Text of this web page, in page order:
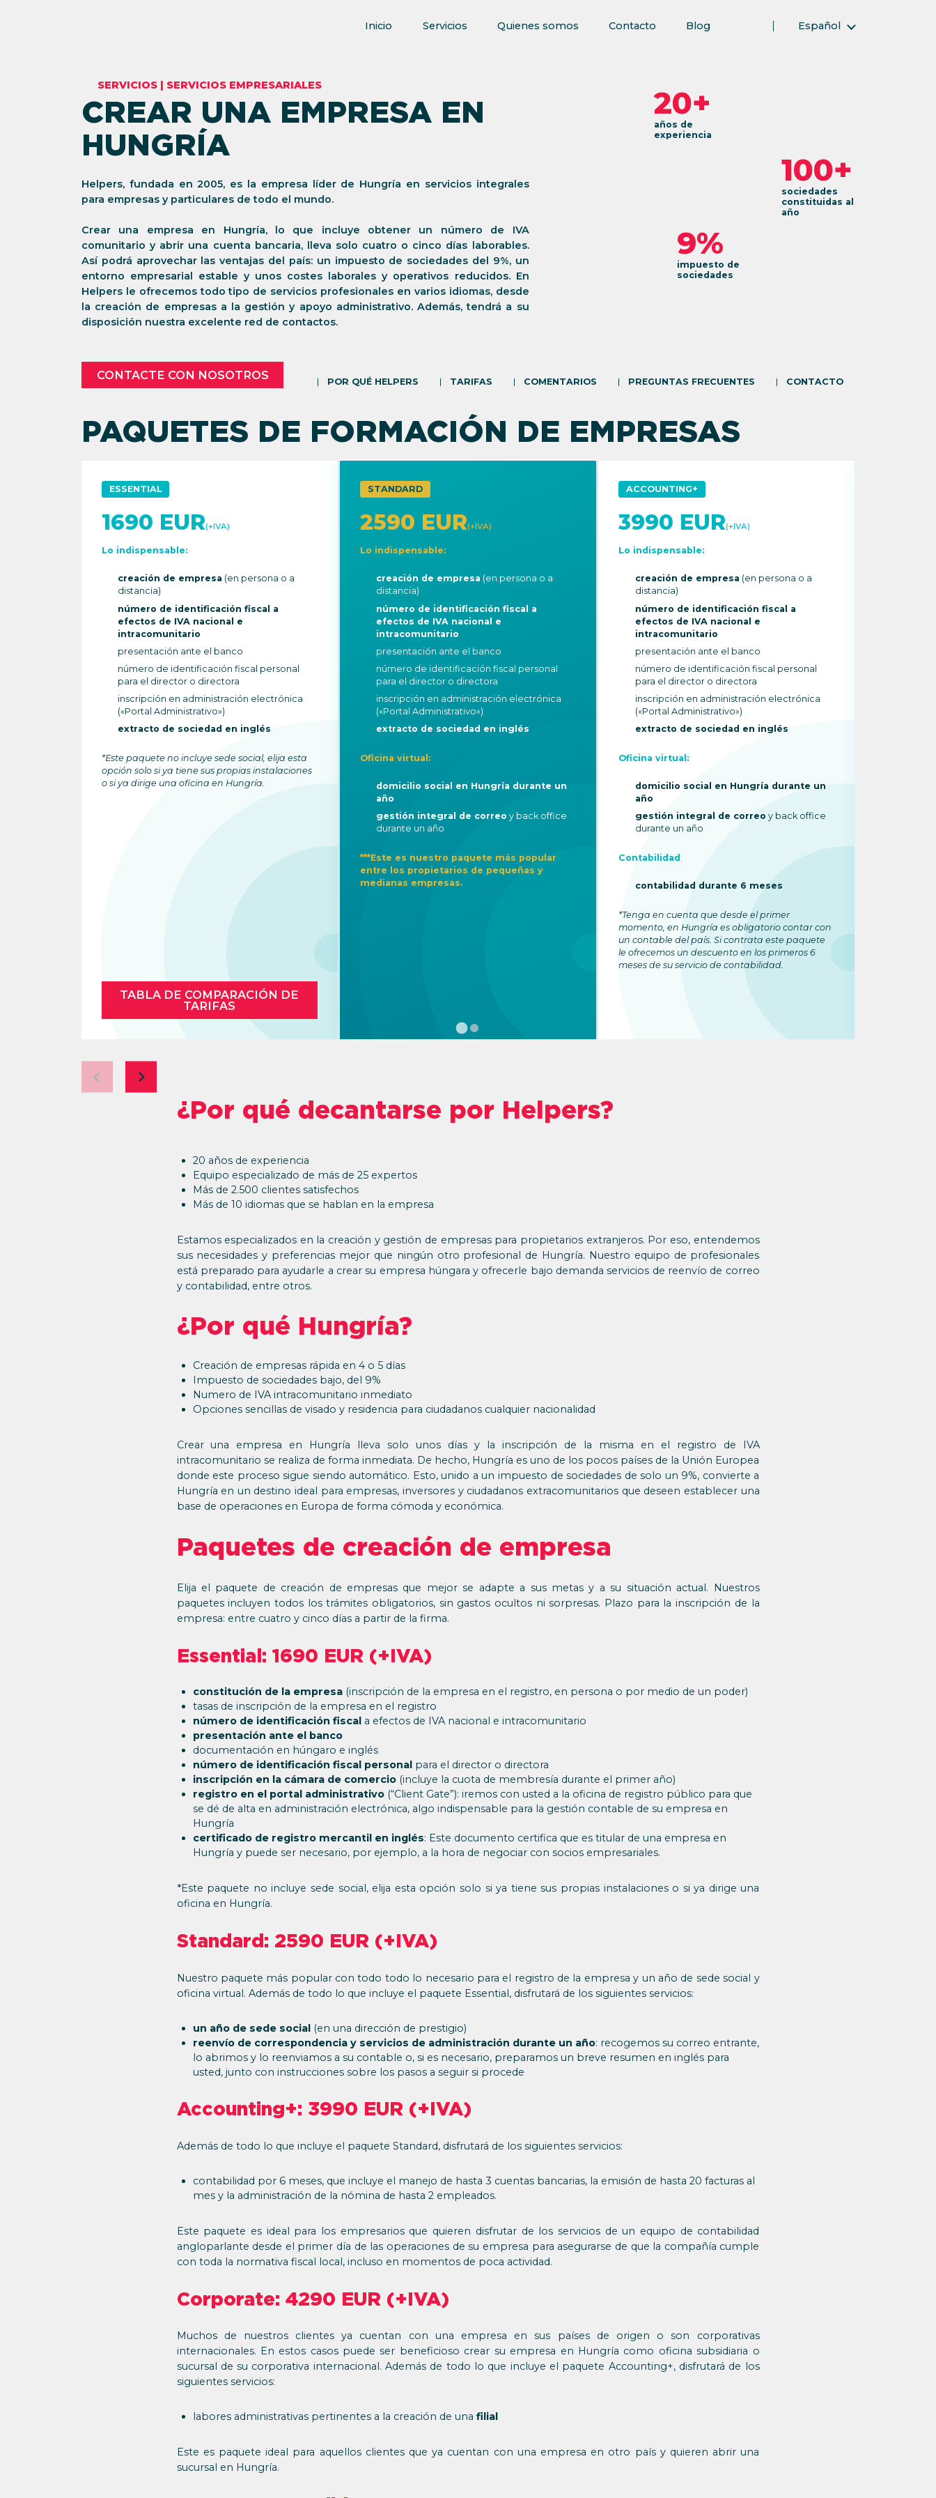
Inicio Servicios Quienes somos Contacto Blog Español
Türkçe (Turco)
简体中文 (Chino simplificado)
SERVICIOS| SERVICIOS EMPRESARIALES
CREAR UNA EMPRESA EN
HUNGRÍA
Helpers, fundada en 2005, es la empresa líder de Hungría en servicios integrales
para empresas y particulares de todo el mundo.
Crear una empresa en Hungría, lo que incluye obtener un número de IVA
comunitario y abrir una cuenta bancaria, lleva solo cuatro o cinco días laborables.
Así podrá aprovechar las ventajas del país: un impuesto de sociedades del 9%, un
entorno empresarial estable y unos costes laborales y operativos reducidos. En
Helpers le ofrecemos todo tipo de servicios profesionales en varios idiomas, desde
la creación de empresas a la gestión y apoyo administrativo. Además, tendrá a su
disposición nuestra excelente red de contactos.
CONTACTE CON NOSOTROS
20+
años de
experiencia
9%
impuesto de
sociedades
100+
sociedades
constituidas al
año
POR QUÉ HELPERS TARIFAS COMENTARIOS PREGUNTAS FRECUENTES CONTACTO
PAQUETES DE FORMACIÓN DE EMPRESAS
ESSENTIAL
1690 EUR(+IVA)
Lo indispensable:
creación de empresa (en persona o a
distancia)
número de identificación fiscal a
efectos de IVA nacional e
intracomunitario
presentación ante el banco
número de identificación fiscal personal
para el director o directora
inscripción en administración electrónica
(«Portal Administrativo»)
extracto de sociedad en inglés
*Este paquete no incluye sede social, elija esta
opción solo si ya tiene sus propias instalaciones
o si ya dirige una oficina en Hungría.
TABLA DE COMPARACIÓN DE
TARIFAS
STANDARD
2590 EUR(+IVA)
Lo indispensable:
creación de empresa (en persona o a
distancia)
número de identificación fiscal a
efectos de IVA nacional e
intracomunitario
presentación ante el banco
número de identificación fiscal personal
para el director o directora
inscripción en administración electrónica
(«Portal Administrativo»)
extracto de sociedad en inglés
Oficina virtual:
domicilio social en Hungría durante un
año
gestión integral de correo y back office
durante un año
***Este es nuestro paquete más popular
entre los propietarios de pequeñas y
medianas empresas.
ACCOUNTING+
3990 EUR(+IVA)
Lo indispensable:
creación de empresa (en persona o a
distancia)
número de identificación fiscal a
efectos de IVA nacional e
intracomunitario
presentación ante el banco
número de identificación fiscal personal
para el director o directora
inscripción en administración electrónica
(«Portal Administrativo»)
extracto de sociedad en inglés
Oficina virtual:
domicilio social en Hungría durante un
año
gestión integral de correo y back office
durante un año
Contabilidad:
contabilidad durante 6 meses
*Tenga en cuenta que desde el primer
momento, en Hungría es obligatorio contar con
un contable del país. Si contrata este paquete
le ofrecemos un descuento en los primeros 6
meses de su servicio de contabilidad.
¿Por qué decantarse por Helpers?
20 años de experiencia
Equipo especializado de más de 25 expertos
Más de 2.500 clientes satisfechos
Más de 10 idiomas que se hablan en la empresa
Estamos especializados en la creación y gestión de empresas para propietarios extranjeros. Por eso, entendemos
sus necesidades y preferencias mejor que ningún otro profesional de Hungría. Nuestro equipo de profesionales
está preparado para ayudarle a crear su empresa húngara y ofrecerle bajo demanda servicios de reenvío de correo
y contabilidad, entre otros.
¿Por qué Hungría?
Creación de empresas rápida en 4 o 5 días
Impuesto de sociedades bajo, del 9%
Numero de IVA intracomunitario inmediato
Opciones sencillas de visado y residencia para ciudadanos cualquier nacionalidad
Crear una empresa en Hungría lleva solo unos días y la inscripción de la misma en el registro de IVA
intracomunitario se realiza de forma inmediata. De hecho, Hungría es uno de los pocos países de la Unión Europea
donde este proceso sigue siendo automático. Esto, unido a un impuesto de sociedades de solo un 9%, convierte a
Hungría en un destino ideal para empresas, inversores y ciudadanos extracomunitarios que deseen establecer una
base de operaciones en Europa de forma cómoda y económica.
Paquetes de creación de empresa
Elija el paquete de creación de empresas que mejor se adapte a sus metas y a su situación actual. Nuestros
paquetes incluyen todos los trámites obligatorios, sin gastos ocultos ni sorpresas. Plazo para la inscripción de la
empresa: entre cuatro y cinco días a partir de la firma.
Essential: 1690 EUR (+IVA)
constitución de la empresa (inscripción de la empresa en el registro, en persona o por medio de un poder)
tasas de inscripción de la empresa en el registro
número de identificación fiscal a efectos de IVA nacional e intracomunitario
presentación ante el banco
documentación en húngaro e inglés
número de identificación fiscal personal para el director o directora
inscripción en la cámara de comercio(incluye la cuota de membresía durante el primer año)
registro en el portal administrativo (“Client Gate”): iremos con usted a la oficina de registro público para que
se dé de alta en administración electrónica, algo indispensable para la gestión contable de su empresa en
Hungría
certificado de registro mercantil en inglés: Este documento certifica que es titular de una empresa en
Hungría y puede ser necesario, por ejemplo, a la hora de negociar con socios empresariales.
*Este paquete no incluye sede social, elija esta opción solo si ya tiene sus propias instalaciones o si ya dirige una
oficina en Hungría.
Standard: 2590 EUR (+IVA)
Nuestro paquete más popular con todo todo lo necesario para el registro de la empresa y un año de sede social y
oficina virtual. Además de todo lo que incluye el paquete Essential, disfrutará de los siguientes servicios:
un año de sede social(en una dirección de prestigio)
reenvío de correspondencia y servicios de administración durante un año: recogemos su correo entrante,
lo abrimos y lo reenviamos a su contable o, si es necesario, preparamos un breve resumen en inglés para
usted, junto con instrucciones sobre los pasos a seguir si procede
Accounting+: 3990 EUR (+IVA)
Además de todo lo que incluye el paquete Standard, disfrutará de los siguientes servicios:
contabilidad por 6 meses, que incluye el manejo de hasta 3 cuentas bancarias, la emisión de hasta 20 facturas al
mes y la administración de la nómina de hasta 2 empleados.
Este paquete es ideal para los empresarios que quieren disfrutar de los servicios de un equipo de contabilidad
angloparlante desde el primer día de las operaciones de su empresa para asegurarse de que la compañía cumple
con toda la normativa fiscal local, incluso en momentos de poca actividad.
Corporate: 4290 EUR (+IVA)
Muchos de nuestros clientes ya cuentan con una empresa en sus países de origen o son corporativas
internacionales. En estos casos puede ser beneficioso crear su empresa en Hungría como oficina subsidiaria o
sucursal de su corporativa internacional. Además de todo lo que incluye el paquete Accounting+, disfrutará de los
siguientes servicios:
labores administrativas pertinentes a la creación de una filial
Este es paquete ideal para aquellos clientes que ya cuentan con una empresa en otro país y quieren abrir una
sucursal en Hungría.